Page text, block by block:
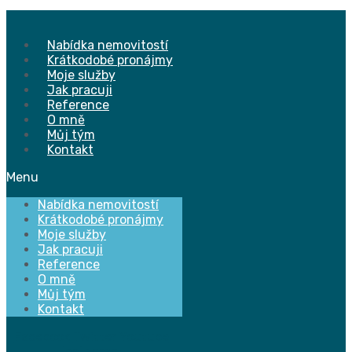
Přejít
obsahuNabídka nemovitostí
Krátkodobé pronájmy
Moje služby
Jak pracuji
Reference
O mně
Můj tým
Kontakt
Menu
Nabídka nemovitostí
Krátkodobé pronájmy
Moje služby
Jak pracuji
Reference
O mně
Můj tým
Kontakt